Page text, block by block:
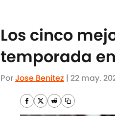
Los cinco
temporada
PorJose Benitez | 22 may.